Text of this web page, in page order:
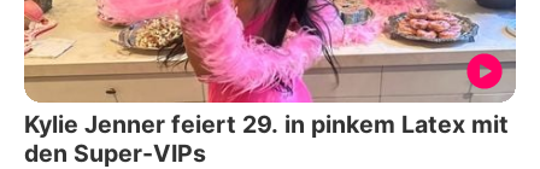
Kylie Jenner feiert 29. in pinkem Latex mit
den Super-VIPs